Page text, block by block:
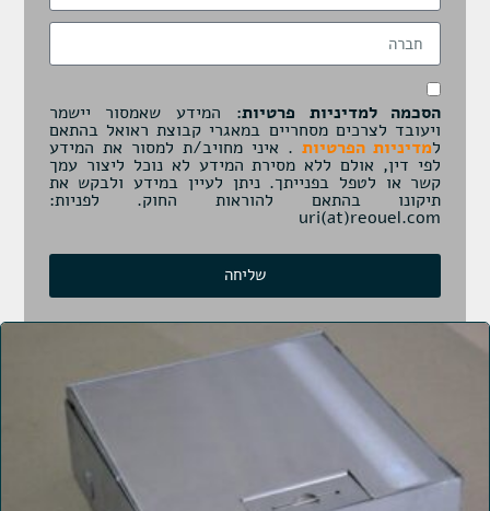
הסכמה למדיניות פרטיות: המידע שאמסור יישמר
ויעובד לצרכים מסחריים במאגרי קבוצת ראואל בהתאם
למדיניות הפרטיות. איני מחויב/ת למסור את המידע
לפי דין, אולם ללא מסירת המידע לא נוכל ליצור עמך
קשר או לטפל בפנייתך. ניתן לעיין במידע ולבקש את
תיקונו בהתאם להוראות החוק. לפניות:
uri(at)reouel.com
שליחה